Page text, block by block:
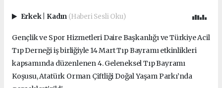
Erkek Kadın (Haberi Sesli Oku)
Gençlik ve Spor Hizmetleri Daire Başkanlığı ve Türkiye Acil
Tıp Derneği iş birliğiyle 14 Mart Tıp Bayramı etkinlikleri
kapsamında düzenlenen 4. Geleneksel Tıp Bayramı
Koşusu, Atatürk Orman Çiftliği Doğal Yaşam Parkı’nda